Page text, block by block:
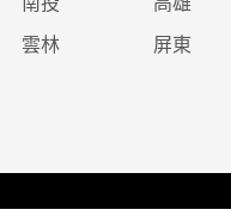
雲林 屏東